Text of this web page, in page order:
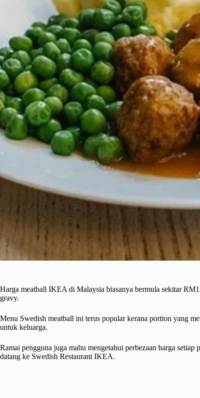
Harga meatball IKEA di Malaysia biasanya bermula sekitar
gravy.
Menu Swedish meatball ini terus popular kerana portion yang
untuk keluarga.
Ramai pengguna juga mahu mengetahui perbezaan harga
datang ke Swedish Restaurant IKEA.